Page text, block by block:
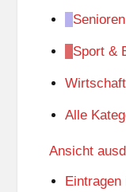
Senioren
Sport &
Wirtschaft
Alle
Ansicht
Eintragen